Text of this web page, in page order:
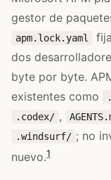
gestor de
apm.lock.yaml
dos
byte por byte.
existentes como
.codex/ ,
.windsurf/ ; no
nuevo.1